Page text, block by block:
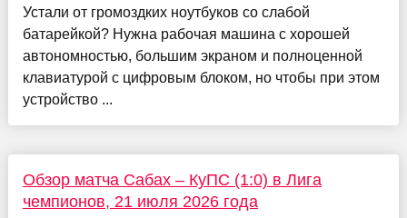
Устали от громоздких ноутбуков со слабой
батарейкой? Нужна рабочая машина с хорошей
автономностью, большим экраном и полноценной
клавиатурой с цифровым блоком, но чтобы при этом
устройство ...
Обзор матча Сабах – КуПС (1:0) в Лига
чемпионов, 21 июля 2026 года